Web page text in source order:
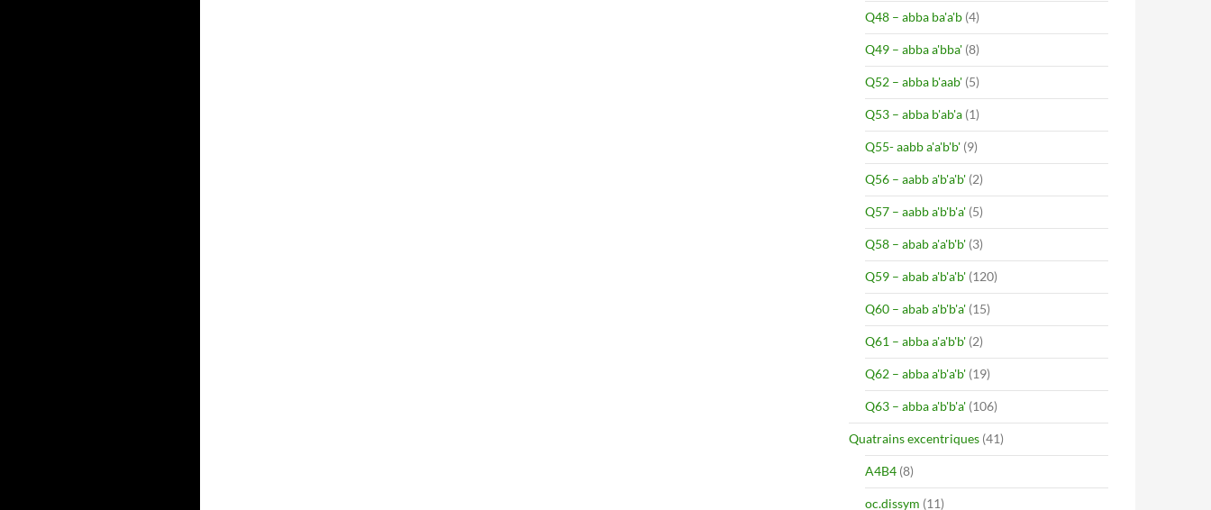
Q48 – abba ba'a'b (4)
Q49 – abba a'bba' (8)
Q52 – abba b'aab' (5)
Q53 – abba b'ab'a (1)
Q55- aabb a'a'b'b' (9)
Q56 – aabb a'b'a'b' (2)
Q57 – aabb a'b'b'a' (5)
Q58 – abab a'a'b'b' (3)
Q59 – abab a'b'a'b' (120)
Q60 – abab a'b'b'a' (15)
Q61 – abba a'a'b'b' (2)
Q62 – abba a'b'a'b' (19)
Q63 – abba a'b'b'a' (106)
Quatrains excentriques (41)
A4B4 (8)
oc.dissym (11)